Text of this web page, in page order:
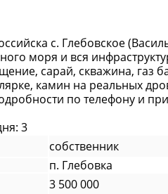
с. Глебовское
моря и вся
сарай, скважина, газ
камин на реальных
по телефону и
3
собственник
п. Глебовка
3 500 000